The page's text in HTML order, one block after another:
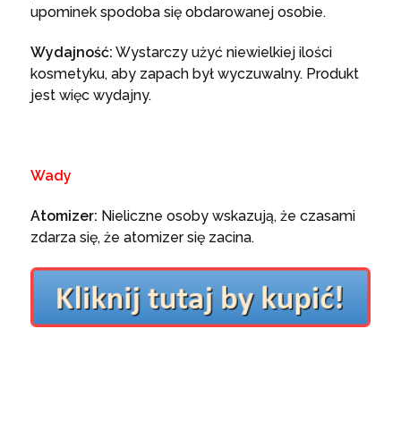
upominek spodoba się obdarowanej osobie.
Wydajność: Wystarczy użyć niewielkiej ilości
kosmetyku, aby zapach był wyczuwalny. Produkt
jest więc wydajny.
Wady
Atomizer: Nieliczne osoby wskazują, że czasami
zdarza się, że atomizer się zacina.